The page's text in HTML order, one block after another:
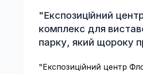
"Експозиційний
комплекс для
парку, який щороку
"Експозиційний центр